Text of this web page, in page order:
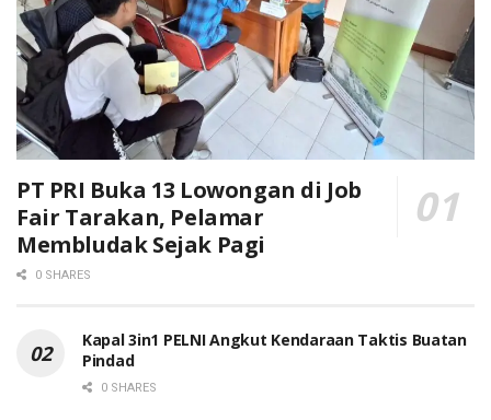
PT PRI Buka 13 Lowongan di Job
Fair Tarakan, Pelamar
Membludak Sejak Pagi
0 SHARES
Kapal 3in1 PELNI Angkut Kendaraan Taktis Buatan
Pindad
0 SHARES